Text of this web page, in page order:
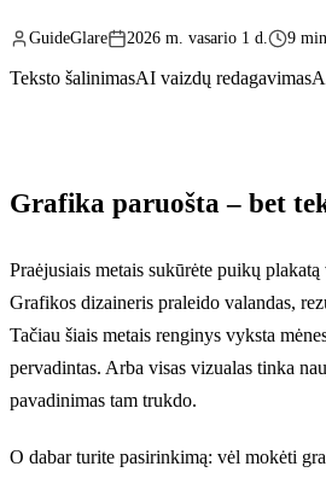
GuideGlare 2026 m. vasario 1 d. 9 min
Teksto šalinimasAI vaizdų redagavimas
Grafika paruošta – bet
Praėjusiais metais sukūrėte puikų
Grafikos dizaineris praleido valandas,
Tačiau šiais metais renginys vyksta
pervadintas. Arba visas vizualas tinka
pavadinimas tam trukdo.
O dabar turite pasirinkimą: vėl mokėti